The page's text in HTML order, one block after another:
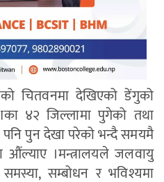
चितवनमा देखिएको डेंगुको
४२ जिल्लामा पुगेको तथा
पुन देखा परेको भन्दै समयमै
औंल्याए ।मन्त्रालयले जलवायु
समस्या, सम्बोधन र भविश्यमा